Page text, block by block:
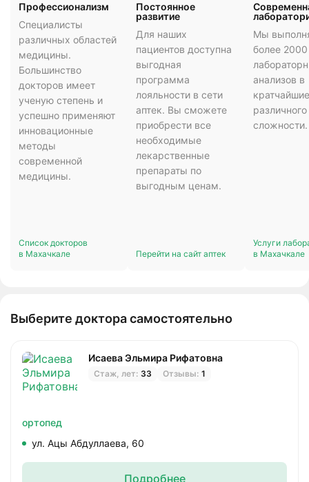
Профессионализм
Специалисты
различных областей
медицины.
Большинство
докторов имеет
ученую степень и
успешно применяют
инновационные
методы
современной
медицины.
Список докторов
в Махачкале
Постоянное
развитие
Для наших
пациентов доступна
выгодная
программа
лояльности в сети
аптек. Вы сможете
приобрести все
необходимые
лекарственные
препараты по
выгодным ценам.
Перейти на сайт аптек
Мы
более
анализов в
сложности.
Услуги
в Махачкале
Выберите доктора самостоятельно
Исаева Эльмира Рифатовна
Стаж, лет: 33 Отзывы: 1
ортопед
ул. Ацы Абдуллаева, 60
Подробнее